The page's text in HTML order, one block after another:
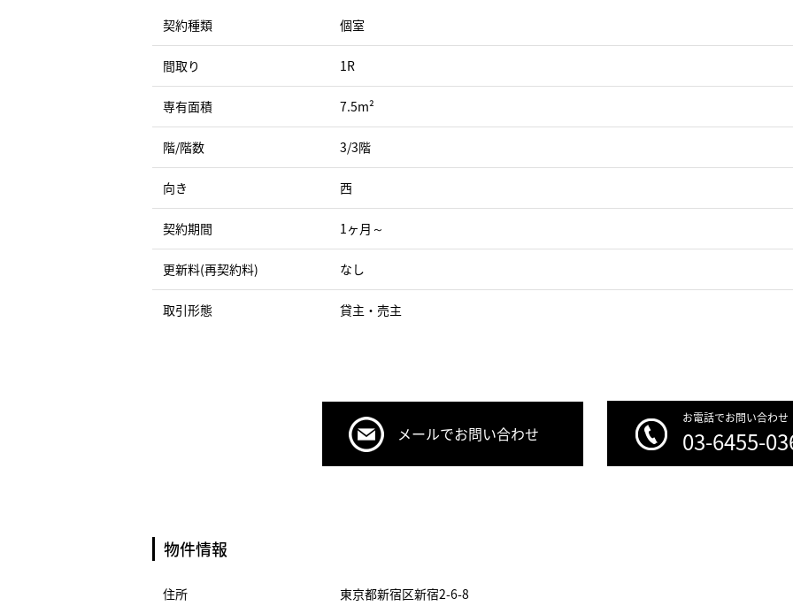
契約種類 個室
間取り 1R
専有面積 7.5m²
階/階数 3/3階
向き 西
契約期間 1ヶ月～
更新料(再契約料) なし
取引形態 貸主・売主
メールでお問い合わせ
お電話でお問い合わせ
03-6455-
物件情報
住所 東京都新宿区新宿2-6-8